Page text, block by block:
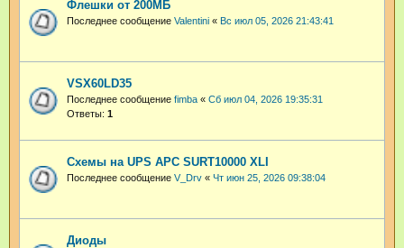
Флешки от 200МБ
Последнее сообщение Valentini « Вс июл 05, 2026 21:43:41
VSX60LD35
Последнее сообщение fimba « Сб июл 04, 2026 19:35:31
Ответы: 1
Схемы на UPS APC SURT10000 XLI
Последнее сообщение V_Drv « Чт июн 25, 2026 09:38:04
Диоды